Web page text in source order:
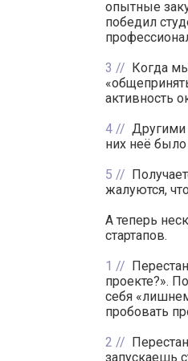
опытные
победил
3
Когда
активность
4
Другими
них неё
5
жалуются,
А теперь
стартапов.
1
проекте?».
себя
пробовать
2
запускаешь